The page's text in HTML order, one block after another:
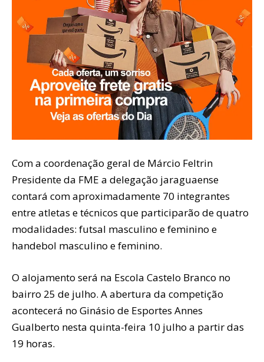
Com a coordenação geral de Márcio Feltrin
Presidente da FME a delegação jaraguaense
contará com aproximadamente 70 integrantes
entre atletas e técnicos que participarão de quatro
modalidades: futsal masculino e feminino e
handebol masculino e feminino.
O alojamento será na Escola Castelo Branco no
bairro 25 de julho. A abertura da competição
acontecerá no Ginásio de Esportes Annes
Gualberto nesta quinta-feira 10 julho a partir das
19 horas.